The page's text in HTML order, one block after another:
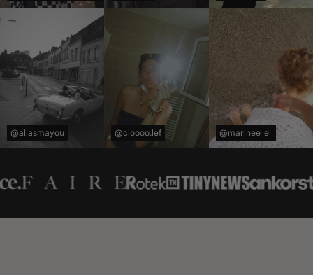
@aliasmayou @cloooo.lef @marinee_e_